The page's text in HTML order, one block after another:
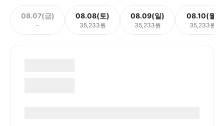
08.07(금)
-
08.08(토)
35,233원
08.09(일)
35,233원
08.10(월)
35,233원